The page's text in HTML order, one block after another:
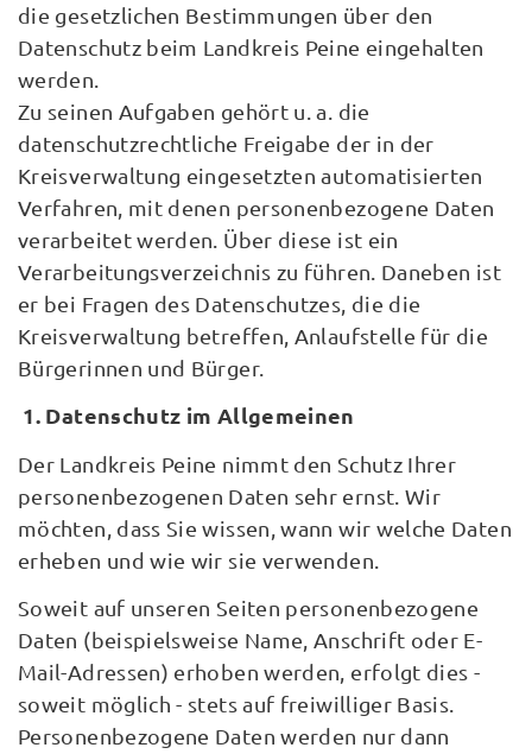
die gesetzlichen Bestimmungen über den
Datenschutz beim Landkreis Peine eingehalten
werden.
Zu seinen Aufgaben gehört u. a. die
datenschutzrechtliche Freigabe der in der
Kreisverwaltung eingesetzten automatisierten
Verfahren, mit denen personenbezogene Daten
verarbeitet werden. Über diese ist ein
Verarbeitungsverzeichnis zu führen. Daneben ist
er bei Fragen des Datenschutzes, die die
Kreisverwaltung betreffen, Anlaufstelle für die
Bürgerinnen und Bürger.
1. Datenschutz im Allgemeinen
Der Landkreis Peine nimmt den Schutz Ihrer
personenbezogenen Daten sehr ernst. Wir
möchten, dass Sie wissen, wann wir welche Daten
erheben und wie wir sie verwenden.
Soweit auf unseren Seiten personenbezogene
Daten (beispielsweise Name, Anschrift oder E-
Mail-Adressen) erhoben werden, erfolgt dies -
soweit möglich - stets auf freiwilliger Basis.
Personenbezogene Daten werden nur dann